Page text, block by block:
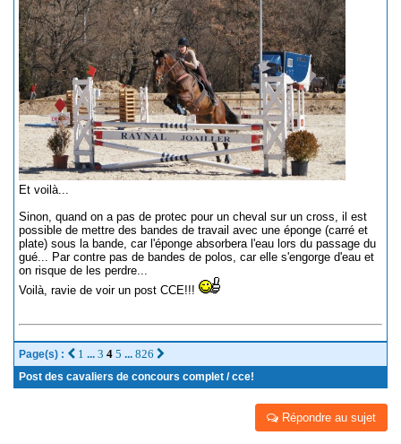
Et voilà...
Sinon, quand on a pas de protec pour un cheval sur un cross, il est
possible de mettre des bandes de travail avec une éponge (carré et
plate) sous la bande, car l'éponge absorbera l'eau lors du passage du
gué... Par contre pas de bandes de polos, car elle s'engorge d'eau et
on risque de les perdre...
Voilà, ravie de voir un post CCE!!!
Page(s) : 1 ... 3 4 5 ... 826
Post des cavaliers de concours complet / cce!
Répondre au sujet